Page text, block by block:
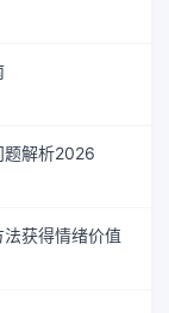
题解析2026
获得情绪价值